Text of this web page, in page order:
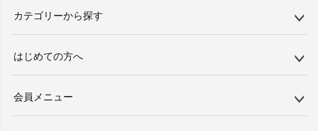
カテゴリーから探す
はじめての方へ
会員メニュー